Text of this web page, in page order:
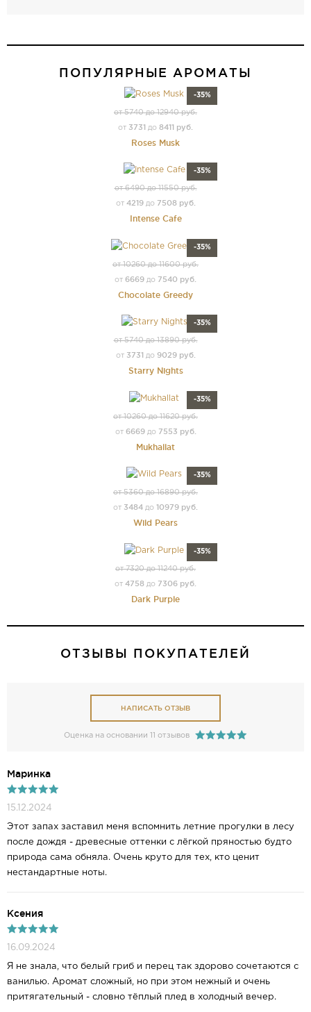
ПОПУЛЯРНЫЕ АРОМАТЫ
-35%
от 5740 до 12940 руб.
от 3731 до 8411 руб.
Roses Musk
-35%
от 6490 до 11550 руб.
от 4219до 7508 руб.
Intense Cafe
-35%
от 10260 до 11600 руб.
от 6669 до 7540 руб.
Chocolate Greedy
-35%
от 5740 до 13890 руб.
от 3731 до 9029 руб.
Starry Nights
-35%
от 10260 до 11620 руб.
от 6669до 7553 руб.
Mukhallat
-35%
от 5360 до 16890 руб.
от 3484 до 10979 руб.
Wild Pears
-35%
от 7320 до 11240 руб.
от 4758 до 7306 руб.
Dark Purple
ОТЗЫВЫ ПОКУПАТЕЛЕЙ
НАПИСАТЬ ОТЗЫВ
Оценка на основании 11 отзывов
Маринка
15.12.2024
Этот запах заставил меня вспомнить летние прогулки в лесу
после дождя - древесные оттенки с лёгкой пряностью будто
природа сама обняла. Очень круто для тех, кто ценит
нестандартные ноты.
Ксения
16.09.2024
Я не знала, что белый гриб и перец так здорово сочетаются с
ванилью. Аромат сложный, но при этом нежный и очень
притягательный - словно тёплый плед в холодный вечер.